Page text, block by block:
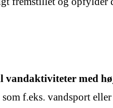
vandaktiviteter med
f.eks. vandsport